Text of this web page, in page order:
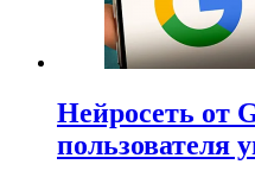
Нейросеть от
пользователя